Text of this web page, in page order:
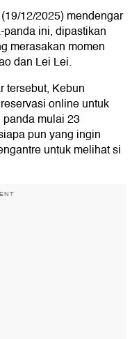
12/2025) mendengar
ini, dipastikan
merasakan momen
dan Lei Lei.
tersebut, Kebun
online untuk
mulai 23
pun yang ingin
untuk melihat si